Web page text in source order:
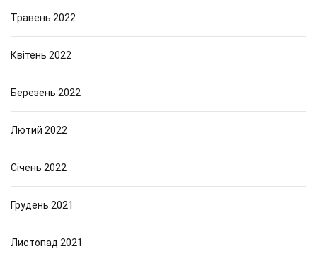
Травень 2022
Квітень 2022
Березень 2022
Лютий 2022
Січень 2022
Грудень 2021
Листопад 2021